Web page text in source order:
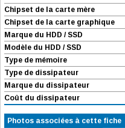
Chipset de la carte mère
Chipset de la carte graphique
Marque du HDD / SSD
Modèle du HDD / SSD
Type de mémoire
Type de dissipateur
Marque du dissipateur
Coût du dissipateur
Photos associées à cette fiche